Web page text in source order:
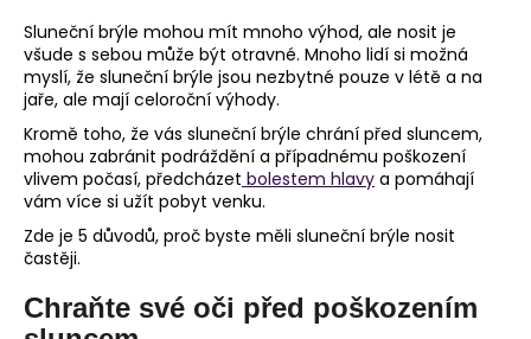
Sluneční brýle mohou mít mnoho výhod, ale nosit je
všude s sebou může být otravné. Mnoho lidí si možná
myslí, že sluneční brýle jsou nezbytné pouze v létě a na
jaře, ale mají celoroční výhody.
Kromě toho, že vás sluneční brýle chrání před sluncem,
mohou zabránit podráždění a případnému poškození
vlivem počasí, předcházet bolestem hlavy a pomáhají
vám více si užít pobyt venku.
Zde je 5 důvodů, proč byste měli sluneční brýle nosit
častěji.
Chraňte své oči před poškozením